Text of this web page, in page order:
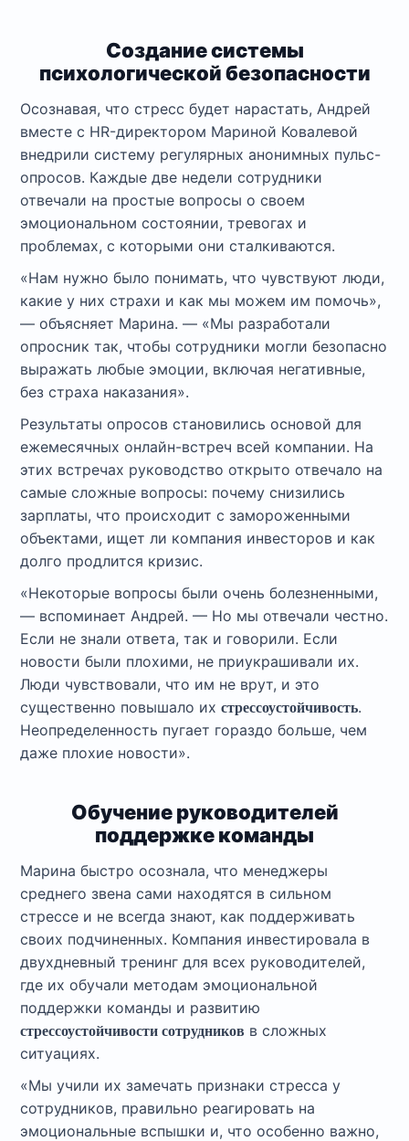
Создание системы
психологической безопасности
Осознавая, что стресс будет нарастать, Андрей
вместе с HR-директором Мариной Ковалевой
внедрили систему регулярных анонимных пульс-
опросов. Каждые две недели сотрудники
отвечали на простые вопросы о своем
эмоциональном состоянии, тревогах и
проблемах, с которыми они сталкиваются.
«Нам нужно было понимать, что чувствуют люди,
какие у них страхи и как мы можем им помочь»,
— объясняет Марина. — «Мы разработали
опросник так, чтобы сотрудники могли безопасно
выражать любые эмоции, включая негативные,
без страха наказания».
Результаты опросов становились основой для
ежемесячных онлайн-встреч всей компании. На
этих встречах руководство открыто отвечало на
самые сложные вопросы: почему снизились
зарплаты, что происходит с замороженными
объектами, ищет ли компания инвесторов и как
долго продлится кризис.
«Некоторые вопросы были очень болезненными,
— вспоминает Андрей. — Но мы отвечали честно.
Если не знали ответа, так и говорили. Если
новости были плохими, не приукрашивали их.
Люди чувствовали, что им не врут, и это
существенно повышало их стрессоустойчивость.
Неопределенность пугает гораздо больше, чем
даже плохие новости».
Обучение руководителей
поддержке команды
Марина быстро осознала, что менеджеры
среднего звена сами находятся в сильном
стрессе и не всегда знают, как поддерживать
своих подчиненных. Компания инвестировала в
двухдневный тренинг для всех руководителей,
где их обучали методам эмоциональной
поддержки команды и развитию
стрессоустойчивости сотрудников в сложных
ситуациях.
«Мы учили их замечать признаки стресса у
сотрудников, правильно реагировать на
эмоциональные вспышки и, что особенно важно,